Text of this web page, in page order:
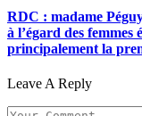
RDC : madame
à l’égard des femmes
principalement la
Leave A Reply